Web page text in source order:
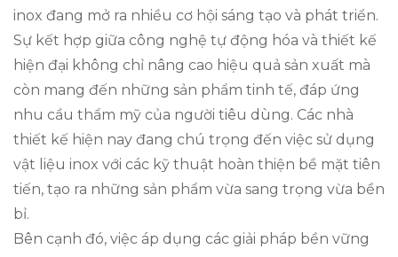
inox đang mở ra nhiều cơ hội sáng tạo và phát triển.
Sự kết hợp giữa công nghệ tự động hóa và thiết kế
hiện đại không chỉ nâng cao hiệu quả sản xuất mà
còn mang đến những sản phẩm tinh tế, đáp ứng
nhu cầu thẩm mỹ của người tiêu dùng. Các nhà
thiết kế hiện nay đang chú trọng đến việc sử dụng
vật liệu inox với các kỹ thuật hoàn thiện bề mặt tiên
tiến, tạo ra những sản phẩm vừa sang trọng vừa bền
bỉ.
Bên cạnh đó, việc áp dụng các giải pháp bền vững